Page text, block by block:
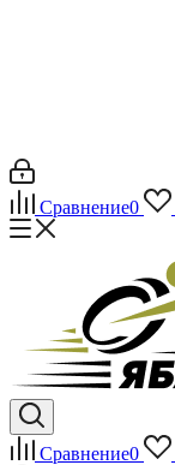
Сравнение0
Сравнение0